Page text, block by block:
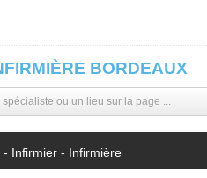
BORDEAUX
- Infirmier - Infirmière